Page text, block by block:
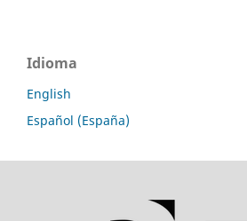
Idioma
English
Español (España)